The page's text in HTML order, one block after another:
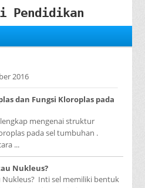
Pendidikan
2016
dan Fungsi Kloroplas pada
mengenai struktur
pada sel tumbuhan .
...
Nukleus?
Nukleus? Inti sel memiliki bentuk